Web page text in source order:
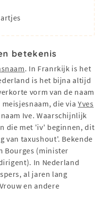
betekenis
. In Franrkijk is het
is het bijna altijd
vorm van de naam
meisjesnaam, die viaYves
Ive. Waarschijnlijk
die met 'iv' beginnen, dit
van taxushout'. Bekende
Bourges (minister
In Nederland
al jaren lang
en andere